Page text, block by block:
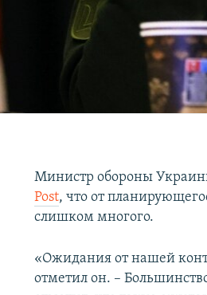
Министр обороны
Post, что от
слишком многого.
«Ожидания от нашей
отметил он. –